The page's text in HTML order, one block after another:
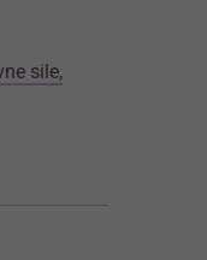
sile,